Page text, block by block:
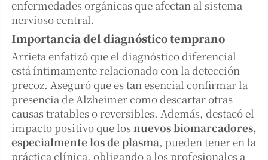
enfermedades orgánicas que afectan al sistema
nervioso central.
Importancia del diagnóstico temprano
Arrieta enfatizó que el diagnóstico diferencial
está íntimamente relacionado con la detección
precoz. Aseguró que es tan esencial confirmar la
presencia de Alzheimer como descartar otras
causas tratables o reversibles. Además, destacó el
impacto positivo que losnuevos biomarcadores,
especialmente los de plasma, pueden tener en la
práctica clínica, obligando a los profesionales a